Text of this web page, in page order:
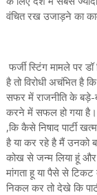
वंचित रख उजाड़ने का
फर्जी स्टिंग मामले पर डॉ
है तो विरोधी अचंभित है
सफर में राजनीति के
करने में सफल हो गया है।
,कि कैसे निषाद पार्टी
है या कर रहे है मैं उनको
कोख से जन्म लिया हूं
मांगता हू या पैसे से
निकल कर तो देखे कि